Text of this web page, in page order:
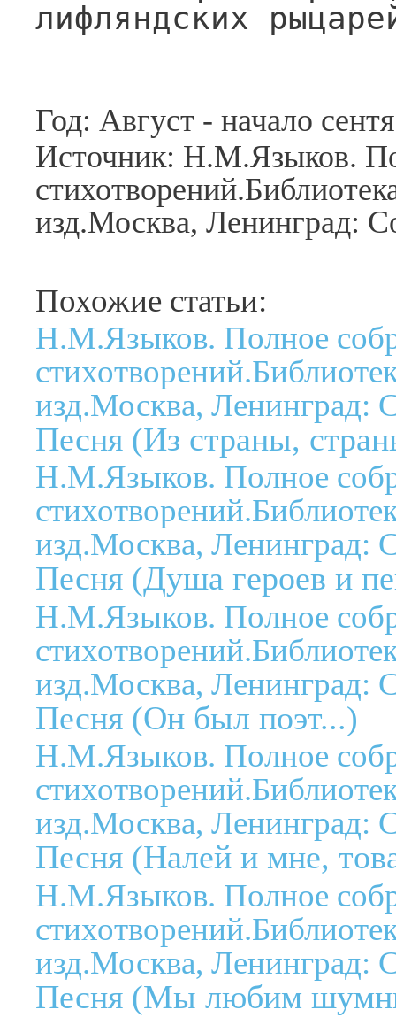
лифляндских
Год: Август - начало
Источник: Н.М.Языков.
изд.Москва, Ленинград:
Похожие статьи:
Н.М.Языков. Полное
изд.Москва, Ленинград:
Песня (Из страны,
Н.М.Языков. Полное
изд.Москва, Ленинград:
Песня (Душа героев и
Н.М.Языков. Полное
изд.Москва, Ленинград:
Песня (Он был поэт...)
Н.М.Языков. Полное
изд.Москва, Ленинград:
Песня (Налей и мне,
Н.М.Языков. Полное
изд.Москва, Ленинград:
Песня (Мы любим